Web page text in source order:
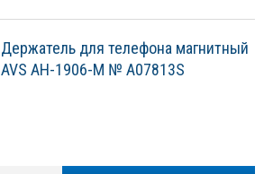
Держатель для телефона магнитный
AVS AH-1906-M № A07813S